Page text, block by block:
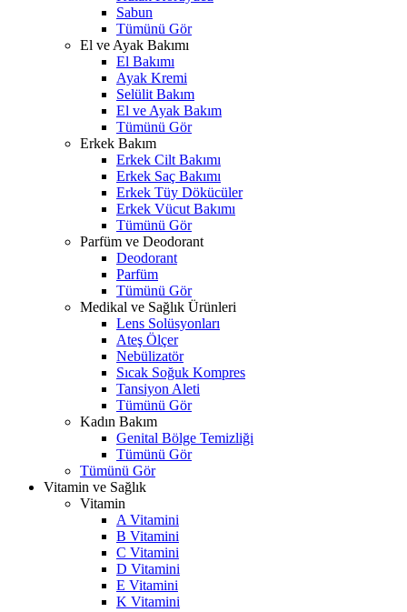
Sabun
Tümünü Gör
El ve Ayak Bakımı
El Bakımı
Ayak Kremi
Selülit Bakım
El ve Ayak Bakım
Tümünü Gör
Erkek Bakım
Erkek Cilt Bakımı
Erkek Saç Bakımı
Erkek Tüy Dökücüler
Erkek Vücut Bakımı
Tümünü Gör
Parfüm ve Deodorant
Deodorant
Parfüm
Tümünü Gör
Medikal ve Sağlık Ürünleri
Lens Solüsyonları
Ateş Ölçer
Nebülizatör
Sıcak Soğuk Kompres
Tansiyon Aleti
Tümünü Gör
Kadın Bakım
Genital Bölge Temizliği
Tümünü Gör
Tümünü Gör
Vitamin ve Sağlık
Vitamin
A Vitamini
B Vitamini
C Vitamini
D Vitamini
E Vitamini
K Vitamini